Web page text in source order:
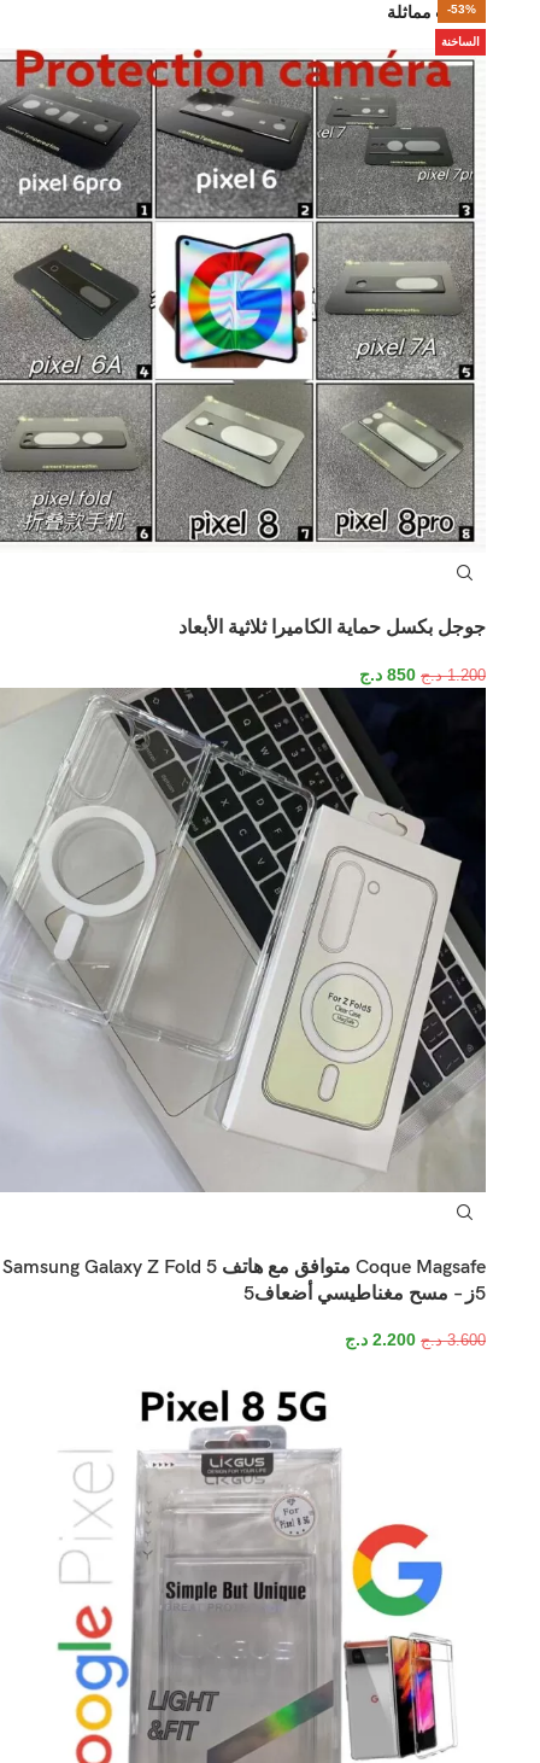
منتجات مماثلة
-29%
جوجل بكسل حماية الكاميرا ثلاثية الأبعاد
1.200 د.ج 850 د.ج
-39%
Coque Magsafe متوافق مع هاتف Samsung Galaxy Z Fold 5
5ز – مسح مغناطيسي أضعاف5
3.600 د.ج 2.200 د.ج
-34%
-34%
بيعت
-43%
-53%
الساخنة